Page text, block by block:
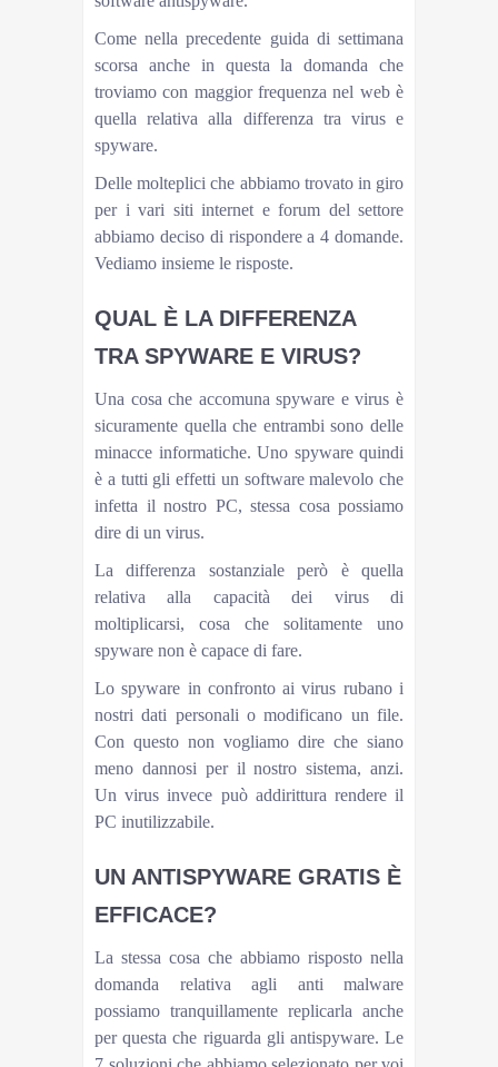
Come nella precedente guida di settimana
scorsa anche in questa la domanda che
troviamo con maggior frequenza nel web è
quella relativa alla differenza tra virus e
spyware.
Delle molteplici che abbiamo trovato in giro
per i vari siti internet e forum del settore
abbiamo deciso di rispondere a 4 domande.
Vediamo insieme le risposte.
QUAL È LA DIFFERENZA
TRA SPYWARE E VIRUS?
Una cosa che accomuna spyware e virus è
sicuramente quella che entrambi sono delle
minacce informatiche. Uno spyware quindi
è a tutti gli effetti un software malevolo che
infetta il nostro PC, stessa cosa possiamo
dire di un virus.
La differenza sostanziale però è quella
relativa alla capacità dei virus di
moltiplicarsi, cosa che solitamente uno
spyware non è capace di fare.
Lo spyware in confronto ai virus rubano i
nostri dati personali o modificano un file.
Con questo non vogliamo dire che siano
meno dannosi per il nostro sistema, anzi.
Un virus invece può addirittura rendere il
PC inutilizzabile.
UN ANTISPYWARE GRATIS È
EFFICACE?
La stessa cosa che abbiamo risposto nella
domanda relativa agli anti malware
possiamo tranquillamente replicarla anche
per questa che riguarda gli antispyware. Le